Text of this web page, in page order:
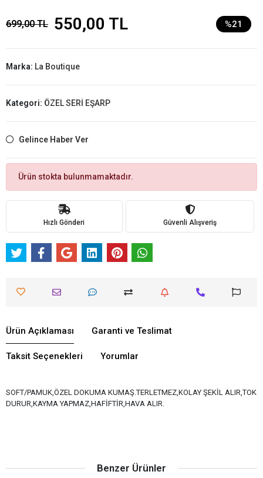
699,00 TL 550,00 TL %21
Marka: La Boutique
Kategori: ÖZEL SERİ EŞARP
Gelince Haber Ver
Ürün stokta bulunmamaktadır.
Hızlı Gönderi Güvenli Alışveriş
Ürün Açıklaması Garanti ve Teslimat
Taksit Seçenekleri Yorumlar
SOFT/PAMUK,ÖZEL DOKUMA KUMAŞ.TERLETMEZ,KOLAY ŞEKİL ALIR,TOK
DURUR,KAYMA YAPMAZ,HAFİFTİR,HAVA ALIR.
Benzer Ürünler